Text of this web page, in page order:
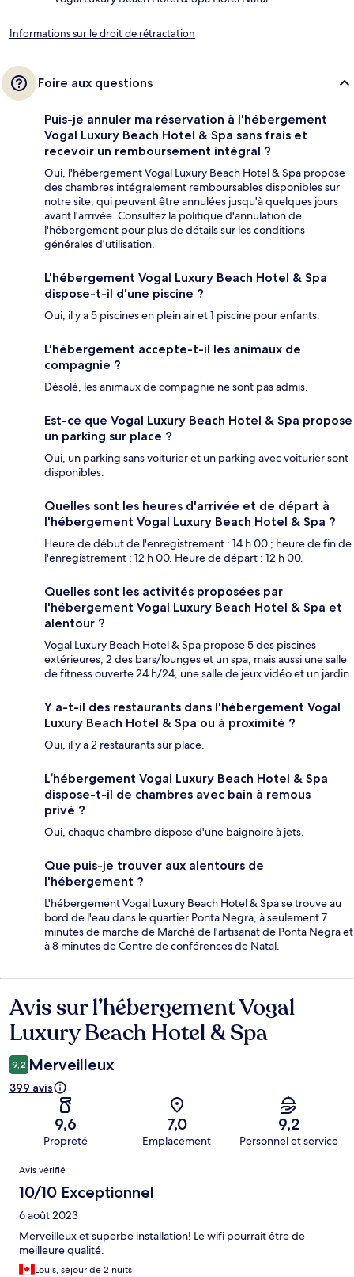
Informations sur le droit de rétractation
Foire aux questions
Puis-je annuler ma réservation à l'hébergement
Vogal Luxury Beach Hotel & Spa sans frais et
recevoir un remboursement intégral ?
Oui, l'hébergement Vogal Luxury Beach Hotel & Spa propose
des chambres intégralement remboursables disponibles sur
notre site, qui peuvent être annulées jusqu'à quelques jours
avant l'arrivée. Consultez la politique d'annulation de
l'hébergement pour plus de détails sur les conditions
générales d'utilisation.
L'hébergement Vogal Luxury Beach Hotel & Spa
dispose-t-il d'une piscine ?
Oui, il y a 5 piscines en plein air et 1 piscine pour enfants.
L'hébergement accepte-t-il les animaux de
compagnie ?
Désolé, les animaux de compagnie ne sont pas admis.
Est-ce que Vogal Luxury Beach Hotel & Spa propose
un parking sur place ?
Oui, un parking sans voiturier et un parking avec voiturier sont
disponibles.
Quelles sont les heures d'arrivée et de départ à
l'hébergement Vogal Luxury Beach Hotel & Spa ?
Heure de début de l'enregistrement : 14 h 00 ; heure de fin de
l'enregistrement : 12 h 00. Heure de départ : 12 h 00.
Quelles sont les activités proposées par
l'hébergement Vogal Luxury Beach Hotel & Spa et
alentour ?
Vogal Luxury Beach Hotel & Spa propose 5 des piscines
extérieures, 2 des bars/lounges et un spa, mais aussi une salle
de fitness ouverte 24 h/24, une salle de jeux vidéo et un jardin.
Y a-t-il des restaurants dans l'hébergement Vogal
Luxury Beach Hotel & Spa ou à proximité ?
Oui, il y a 2 restaurants sur place.
L’hébergement Vogal Luxury Beach Hotel & Spa
dispose-t-il de chambres avec bain à remous
privé ?
Oui, chaque chambre dispose d'une baignoire à jets.
Que puis-je trouver aux alentours de
l'hébergement ?
L'hébergement Vogal Luxury Beach Hotel & Spa se trouve au
bord de l'eau dans le quartier Ponta Negra, à seulement 7
minutes de marche de Marché de l'artisanat de Ponta Negra et
à 8 minutes de Centre de conférences de Natal.
Avis
Avis sur l’hébergement Vogal
Luxury Beach Hotel & Spa
9,2 Merveilleux
399 avis
9,6
Propreté
7,0
Emplacement
9,2
Personnel et service
Avis
Avis vérifié
10/10 Exceptionnel
6 août 2023
Merveilleux et superbe installation! Le wifi pourrait être de
meilleure qualité.
Louis, séjour de 2 nuits